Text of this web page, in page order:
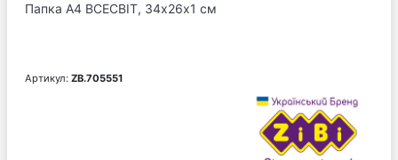
Папка А4 ВСЕСВІТ, 34х26х1 см
Артикул: ZB.705551